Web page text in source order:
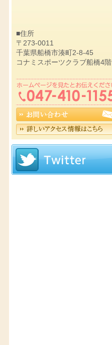
■住所
〒273-0011
千葉県船橋市湊町2-8-45
コナミスポーツクラブ船橋4階